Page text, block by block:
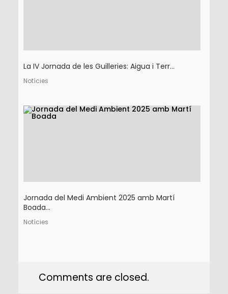
La IV Jornada de les Guilleries: Aigua i Terr...
Notícies
Jornada del Medi Ambient 2025 amb Martí
Boada...
Notícies
Comments are closed.